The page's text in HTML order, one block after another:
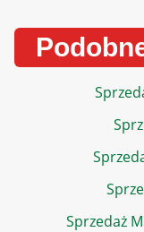
Sprzedaż